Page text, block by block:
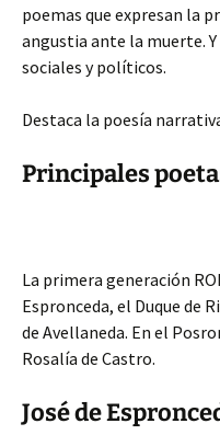
poemas que expresan la
angustia ante la muerte.
sociales y políticos.
Destaca la poesía
Principales
La primera generación
Espronceda, el Duque de
de Avellaneda. En el
Rosalía de Castro.
José de